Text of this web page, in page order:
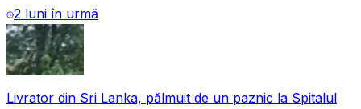
2 luni în urmă
Livrator din Sri Lanka, pălmuit de un paznic la Spitalul